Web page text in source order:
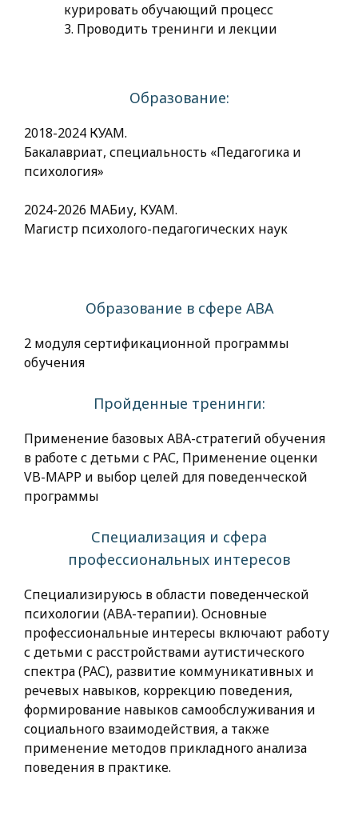
курировать обучающий процесс
3. Проводить тренинги и лекции
Образование:
2018-2024 КУАМ.
Бакалавриат, специальность «Педагогика и
психология»
2024-2026 МАБиу, КУАМ.
Магистр психолого-педагогических наук
Образование в сфере АВА
2 модуля сертификационной программы
обучения
Пройденные тренинги:
Применение базовых АВА-стратегий обучения
в работе с детьми с РАС, Применение оценки
VB-MAPP и выбор целей для поведенческой
программы
Специализация и сфера
профессиональных интересов
Специализируюсь в области поведенческой
психологии (ABA-терапии). Основные
профессиональные интересы включают работу
с детьми с расстройствами аутистического
спектра (РАС), развитие коммуникативных и
речевых навыков, коррекцию поведения,
формирование навыков самообслуживания и
социального взаимодействия, а также
применение методов прикладного анализа
поведения в практике.